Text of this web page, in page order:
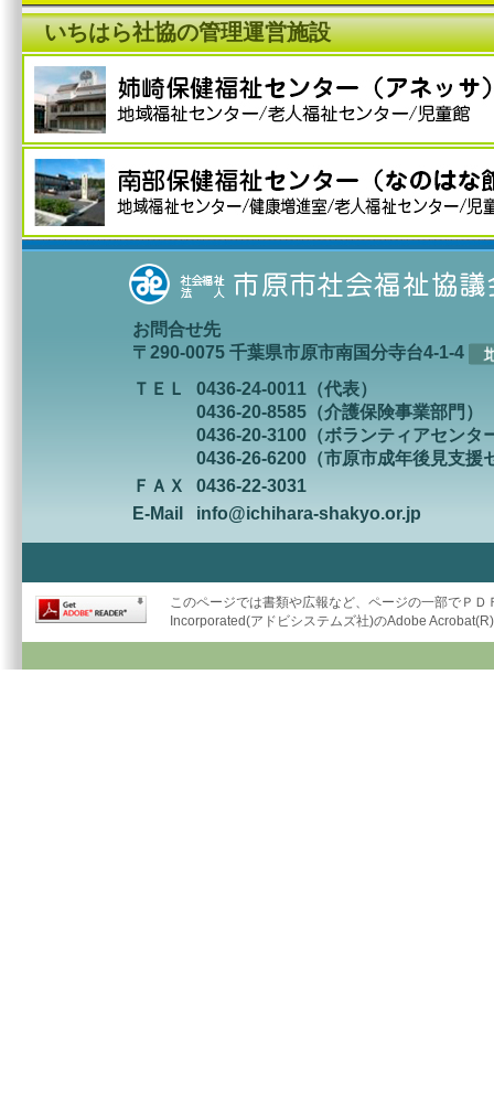
いちはら社協の管理運営施設
お問合せ先
〒290-0075 千葉県市原市南国分寺台4-1-4
ＴＥＬ
0436-24-0011（代表）
0436-20-8585（介護保険事業部門）
0436-20-3100（ボランティアセンタ
0436-26-6200（市原市成年後見支援
ＦＡＸ
0436-22-3031
E-Mail
info@ichihara-shakyo.or.jp
このページでは書類や広報など、ページの一部でＰ
Incorporated(アドビシステムズ社)のAdobe